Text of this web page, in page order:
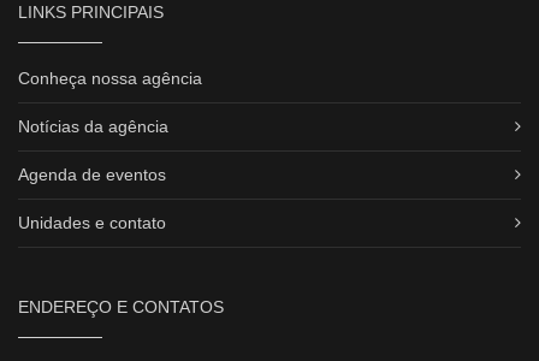
LINKS PRINCIPAIS
Conheça nossa agência
Notícias da agência
Agenda de eventos
Unidades e contato
ENDEREÇO E CONTATOS